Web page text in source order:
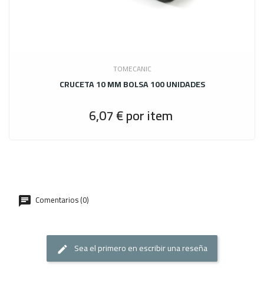
TOMECANIC
CRUCETA 10 MM BOLSA 100 UNIDADES
6,07 €por item
Comentarios (0)
Sea el primero en escribir una reseña